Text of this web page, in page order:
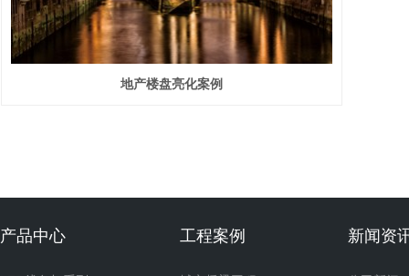
地产楼盘亮化案例
产品中心 工程案例 新闻资